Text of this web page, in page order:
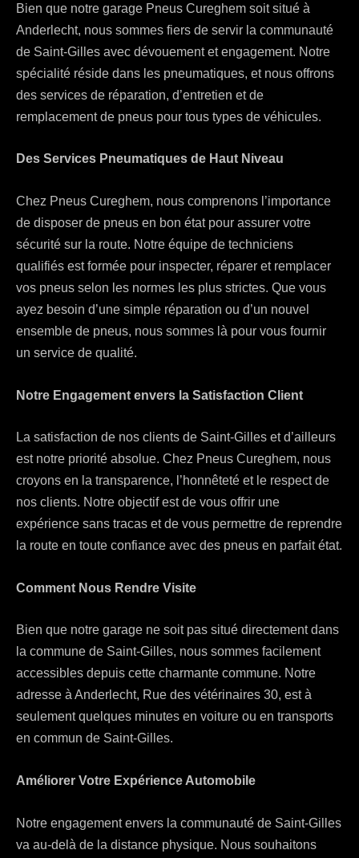
Bien que notre garage Pneus Cureghem soit situé à
Anderlecht, nous sommes fiers de servir la communauté
de Saint-Gilles avec dévouement et engagement. Notre
spécialité réside dans les pneumatiques, et nous offrons
des services de réparation, d’entretien et de
remplacement de pneus pour tous types de véhicules.
Des Services Pneumatiques de Haut Niveau
Chez Pneus Cureghem, nous comprenons l’importance
de disposer de pneus en bon état pour assurer votre
sécurité sur la route. Notre équipe de techniciens
qualifiés est formée pour inspecter, réparer et remplacer
vos pneus selon les normes les plus strictes. Que vous
ayez besoin d’une simple réparation ou d’un nouvel
ensemble de pneus, nous sommes là pour vous fournir
un service de qualité.
Notre Engagement envers la Satisfaction Client
La satisfaction de nos clients de Saint-Gilles et d’ailleurs
est notre priorité absolue. Chez Pneus Cureghem, nous
croyons en la transparence, l’honnêteté et le respect de
nos clients. Notre objectif est de vous offrir une
expérience sans tracas et de vous permettre de reprendre
la route en toute confiance avec des pneus en parfait état.
Comment Nous Rendre Visite
Bien que notre garage ne soit pas situé directement dans
la commune de Saint-Gilles, nous sommes facilement
accessibles depuis cette charmante commune. Notre
adresse à Anderlecht, Rue des vétérinaires 30, est à
seulement quelques minutes en voiture ou en transports
en commun de Saint-Gilles.
Améliorer Votre Expérience Automobile
Notre engagement envers la communauté de Saint-Gilles
va au-delà de la distance physique. Nous souhaitons